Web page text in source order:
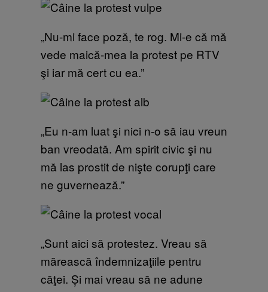
„Nu-mi face poză, te rog. Mi-e că mă
vede maică-mea la protest pe RTV
şi iar mă cert cu ea.”
„Eu n-am luat şi nici n-o să iau vreun
ban vreodată. Am spirit civic şi nu
mă las prostit de nişte corupţi care
ne guvernează.”
„Sunt aici să protestez. Vreau să
mărească îndemnizaţiile pentru
căţei. Și mai vreau să ne adune